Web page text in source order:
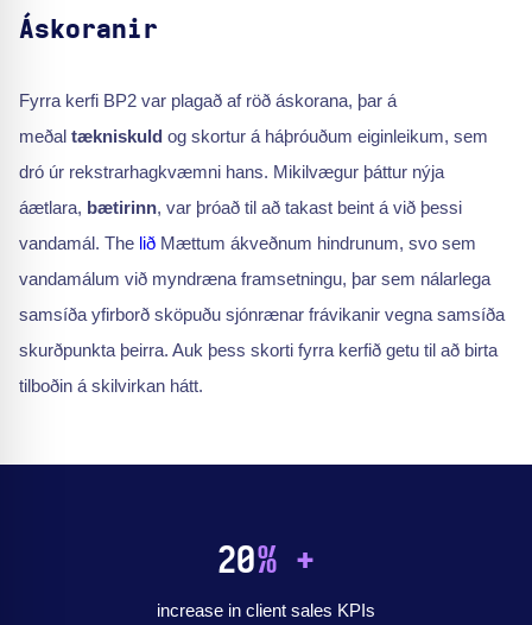
Áskoranir
Fyrra kerfi BP2 var plagað af röð áskorana, þar á
meðal tækniskuld og skortur á háþróuðum eiginleikum, sem
dró úr rekstrarhagkvæmni hans. Mikilvægur þáttur nýja
áætlara, bætirinn, var þróað til að takast beint á við þessi
vandamál. The lið Mættum ákveðnum hindrunum, svo sem
vandamálum við myndræna framsetningu, þar sem nálarlega
samsíða yfirborð sköpuðu sjónrænar frávikanir vegna samsíða
skurðpunkta þeirra. Auk þess skorti fyrra kerfið getu til að birta
tilboðin á skilvirkan hátt.
20% +
increase in client sales KPIs